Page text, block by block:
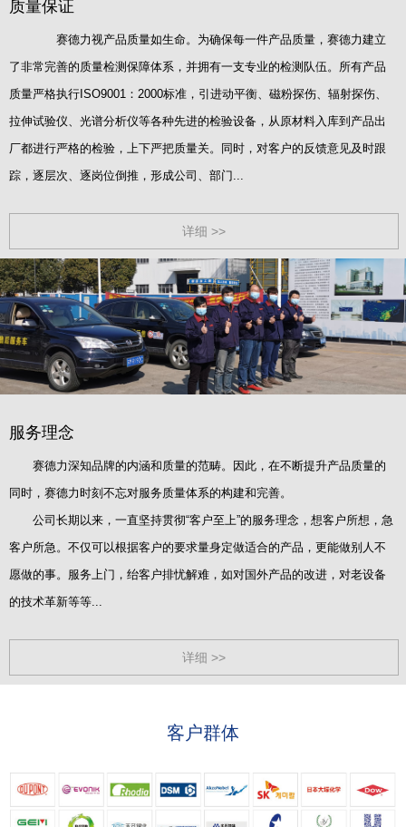
质量保证
赛德力视产品质量如生命。为确保每一件产品质量，赛德力建立
了非常完善的质量检测保障体系，并拥有一支专业的检测队伍。所有产品
质量严格执行ISO9001：2000标准，引进动平衡、磁粉探伤、辐射探伤、
拉伸试验仪、光谱分析仪等各种先进的检验设备，从原材料入库到产品出
厂都进行严格的检验，上下严把质量关。同时，对客户的反馈意见及时跟
踪，逐层次、逐岗位倒推，形成公司、部门...
详细 >>
服务理念
赛德力深知品牌的内涵和质量的范畴。因此，在不断提升产品质量的
同时，赛德力时刻不忘对服务质量体系的构建和完善。
公司长期以来，一直坚持贯彻“客户至上”的服务理念，想客户所想，急
客户所急。不仅可以根据客户的要求量身定做适合的产品，更能做别人不
愿做的事。服务上门，绐客户排忧解难，如对国外产品的改进，对老设备
的技术革新等等...
详细 >>
客户群体